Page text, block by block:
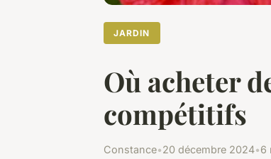
JARDIN
Où acheter
compétitifs
Constance•20 décembre 2024•6